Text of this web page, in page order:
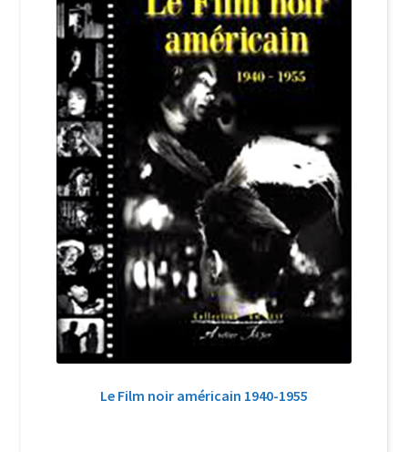
Login Customizer
Newsletter
Nous Contacter
Panier
Politique de confidentialité et cookies
Qui sommes-nous ?
Soutien à Philippe Randa
Suivi de la Commande
Le Film noir américain 1940-1955